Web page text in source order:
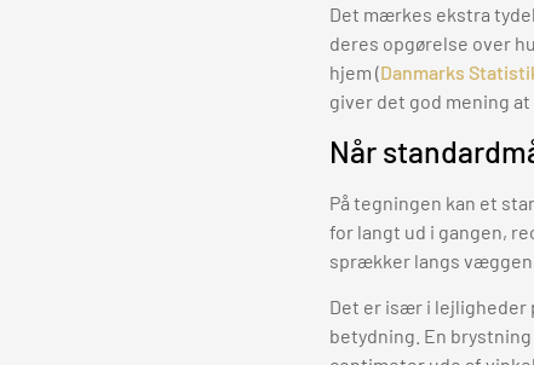
Det mærkes ekstra
deres opgørelse over
hjem (Danmarks
giver det god mening
Når
På tegningen kan et
for langt ud i gangen,
sprækker langs
Det er især i lejligheder
betydning. En